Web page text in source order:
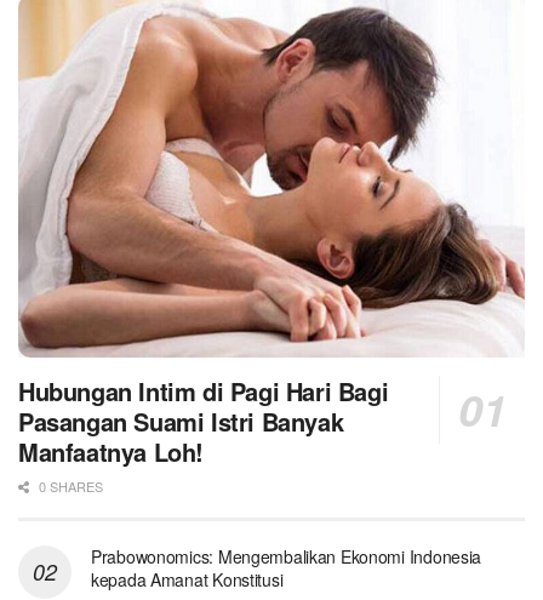
Hubungan Intim di Pagi Hari Bagi
Pasangan Suami Istri Banyak
Manfaatnya Loh!
0 SHARES
Prabowonomics: Mengembalikan Ekonomi Indonesia
kepada Amanat Konstitusi